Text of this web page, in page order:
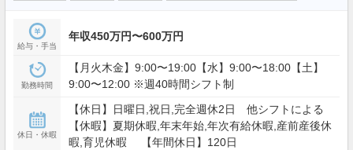
給与・手当
年収450万円〜600万円
勤務時間
【月火木金】9:00〜19:00【水】9:00〜18:00【土】
9:00〜12:00 ※週40時間シフト制
休日・休暇
【休日】日曜日,祝日,完全週休2日 他シフトによる
【休暇】夏期休暇,年末年始,年次有給休暇,産前産後休
暇,育児休暇 【年間休日】120日